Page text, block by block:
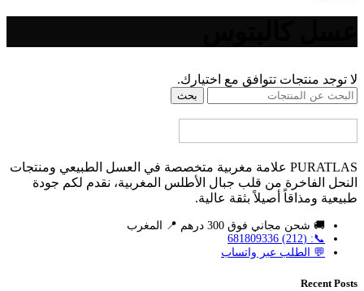
لا توجد منتجات تتوافق مع اختيارك.
بحث
PURATLAS علامة مغربية متخصصة في العسل الطبيعي ومنتجات
النحل الفاخرة من قلب جبال الأطلس المغربية، نقدم لكم جودة
طبيعية ومذاقاً أصيلاً بثقة عالية.
🚚 شحن مجاني فوق 300 درهم 📍 المغرب
📞: (212) 681809336
💬 الطلب عبر واتساب
Recent Posts